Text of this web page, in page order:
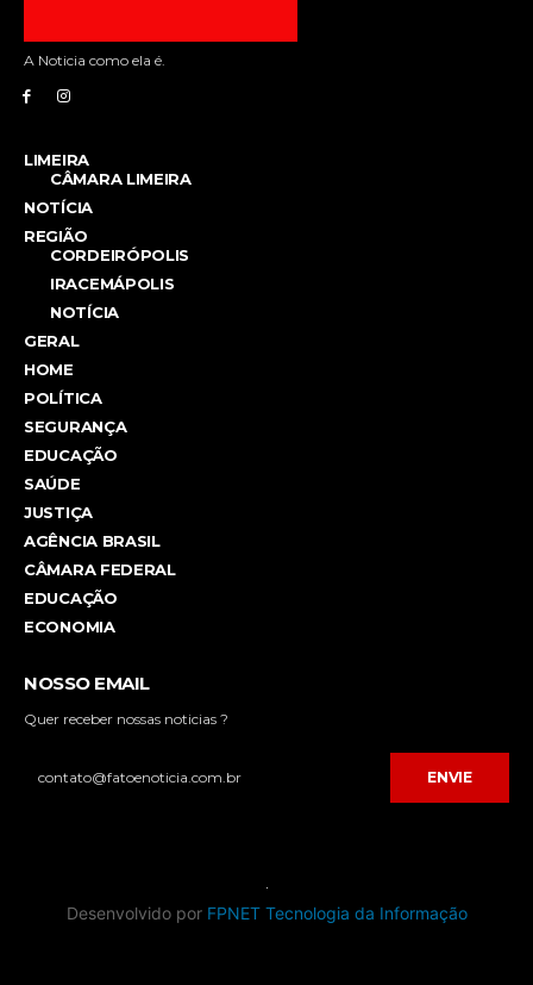
A Noticia como ela é.
LIMEIRA
CÂMARA LIMEIRA
NOTÍCIA
REGIÃO
CORDEIRÓPOLIS
IRACEMÁPOLIS
NOTÍCIA
GERAL
HOME
POLÍTICA
SEGURANÇA
EDUCAÇÃO
SAÚDE
JUSTIÇA
AGÊNCIA BRASIL
CÂMARA FEDERAL
EDUCAÇÃO
ECONOMIA
NOSSO EMAIL
Quer receber nossas noticias ?
ENVIE
Desenvolvido por FPNET Tecnologia da Informação